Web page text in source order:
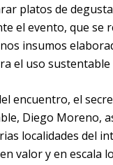
platos de
el evento, que se
insumos
el uso
encuentro, el
Diego Moreno,
localidades del
valor y en escala